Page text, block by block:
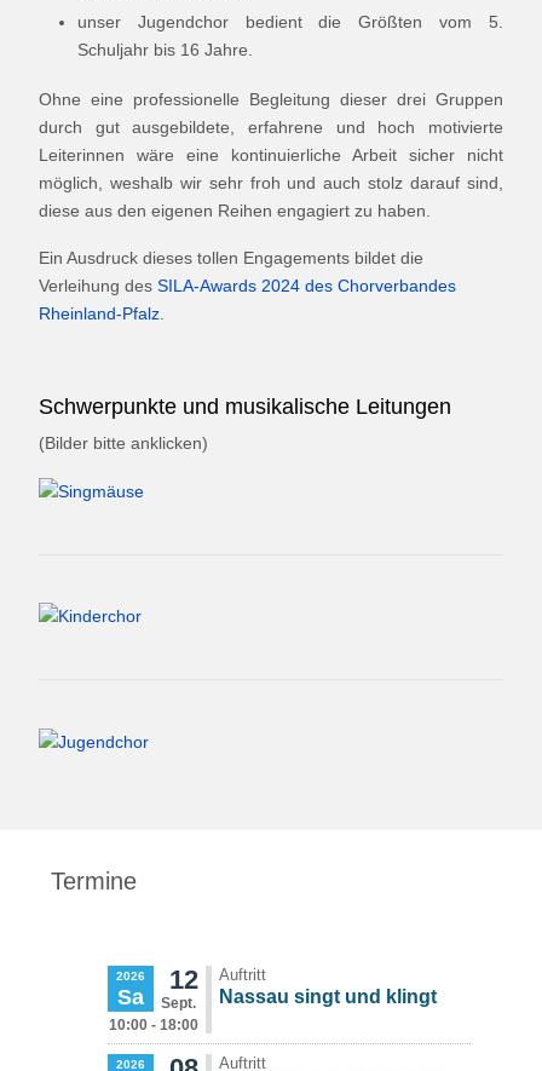
unser Jugendchor bedient die Größten vom 5.
Schuljahr bis 16 Jahre.
Ohne eine professionelle Begleitung dieser drei Gruppen
durch gut ausgebildete, erfahrene und hoch motivierte
Leiterinnen wäre eine kontinuierliche Arbeit sicher nicht
möglich, weshalb wir sehr froh und auch stolz darauf sind,
diese aus den eigenen Reihen engagiert zu haben.
Ein Ausdruck dieses tollen Engagements bildet die
Verleihung des SILA-Awards 2024 des Chorverbandes
Rheinland-Pfalz
Schwerpunkte und musikalische Leitungen
(Bilder bitte anklicken)
Termine